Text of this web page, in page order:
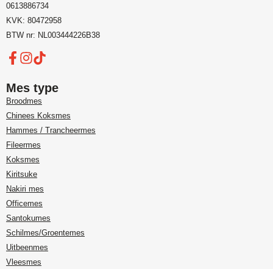
0613886734
KVK: 80472958
BTW nr: NL003444226B38
Mes type
Broodmes
Chinees Koksmes
Hammes / Trancheermes
Fileermes
Koksmes
Kiritsuke
Nakiri mes
Officemes
Santokumes
Schilmes/Groentemes
Uitbeenmes
Vleesmes